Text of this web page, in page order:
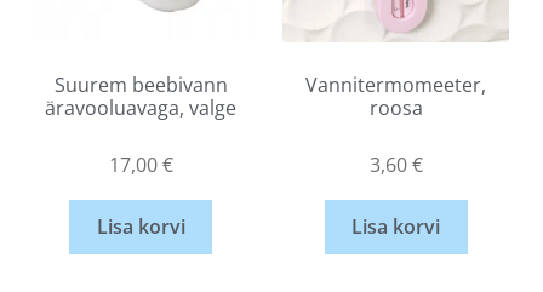
Suurem beebivann
äravooluavaga, valge
17,00€
Lisa korvi
Vannitermomeeter,
roosa
3,60€
Lisa korvi